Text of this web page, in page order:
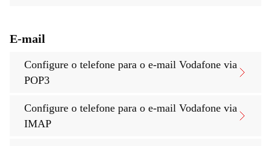
E-mail
Configure o telefone para o e-mail Vodafone via
POP3
Configure o telefone para o e-mail Vodafone via
IMAP